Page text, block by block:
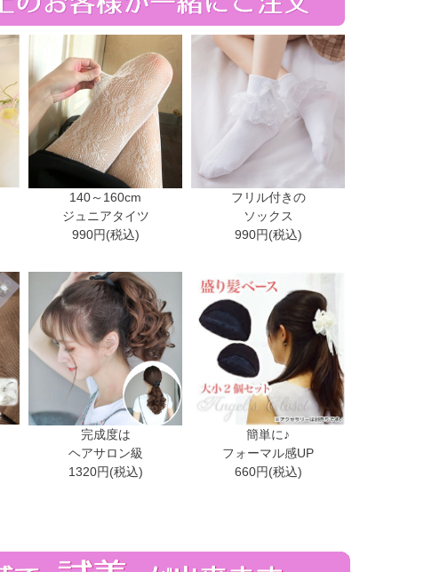
140～160cm
ジュニアタイツ
990円(税込)
フリル付きの
ソックス
990円(税込)
完成度は
ヘアサロン級
1320円(税込)
簡単に♪
フォーマル感UP
660円(税込)